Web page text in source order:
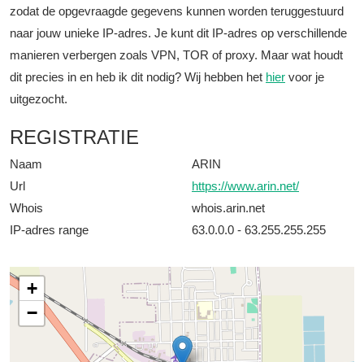
zodat de opgevraagde gegevens kunnen worden teruggestuurd
naar jouw unieke IP-adres. Je kunt dit IP-adres op verschillende
manieren verbergen zoals VPN, TOR of proxy. Maar wat houdt
dit precies in en heb ik dit nodig? Wij hebben het hier voor je
uitgezocht.
REGISTRATIE
Naam
ARIN
Url
https://www.arin.net/
Whois
whois.arin.net
IP-adres range
63.0.0.0 - 63.255.255.255
+
−